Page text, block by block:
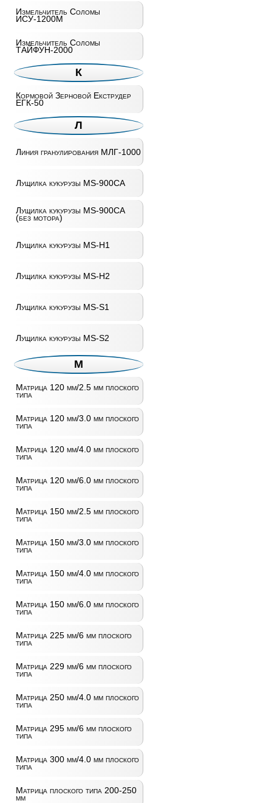
Измельчитель Соломы
ИСУ-1200М
Измельчитель Соломы
ТАЙФУН-2000
К
Кормовой Зерновой Екструдер
ЕГК-50
Л
Линия гранулирования МЛГ-1000
Лущилка кукурузы MS-900CA
Лущилка кукурузы MS-900CA
(без мотора)
Лущилка кукурузы MS-H1
Лущилка кукурузы MS-H2
Лущилка кукурузы MS-S1
Лущилка кукурузы MS-S2
М
Матрица 120 мм/2.5 мм плоского
типа
Матрица 120 мм/3.0 мм плоского
типа
Матрица 120 мм/4.0 мм плоского
типа
Матрица 120 мм/6.0 мм плоского
типа
Матрица 150 мм/2.5 мм плоского
типа
Матрица 150 мм/3.0 мм плоского
типа
Матрица 150 мм/4.0 мм плоского
типа
Матрица 150 мм/6.0 мм плоского
типа
Матрица 225 мм/6 мм плоского
типа
Матрица 229 мм/6 мм плоского
типа
Матрица 250 мм/4.0 мм плоского
типа
Матрица 295 мм/6 мм плоского
типа
Матрица 300 мм/4.0 мм плоского
типа
Матрица плоского типа 200-250
мм